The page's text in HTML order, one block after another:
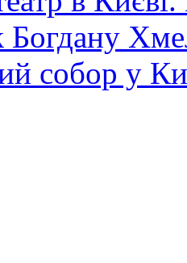
Богдану
собор у